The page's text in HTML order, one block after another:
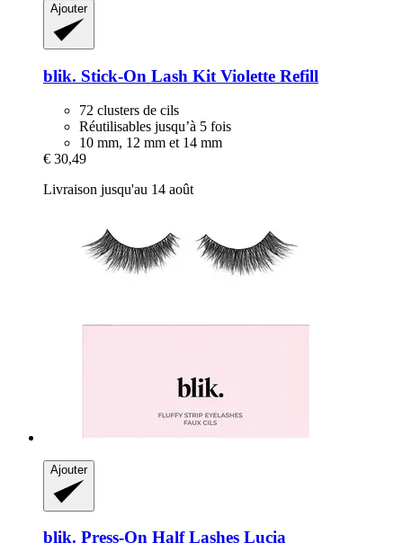
Ajouter
blik. Stick-​On Lash Kit Violette Refill
72 clusters de cils
Réutilisables jusqu’à 5 fois
10 mm, 12 mm et 14 mm
€ 30,49
Livraison jusqu'au 14 août
Ajouter
blik. Press-​On Half Lashes Lucia